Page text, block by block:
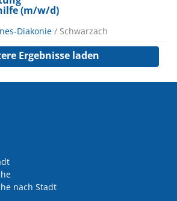
(m/w/d)
Diakonie / Schwarzach
Ergebnisse laden
nach Stadt